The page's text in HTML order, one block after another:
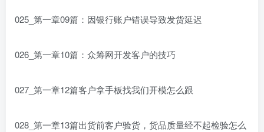
025_第一章09篇：因银行账户错误导致发货延迟
026_第一章10篇：众筹网开发客户的技巧
027_第一章12篇客户拿手板找我们开模怎么跟
028_第一章13篇出货前客户验货，货品质量经不起检验怎么